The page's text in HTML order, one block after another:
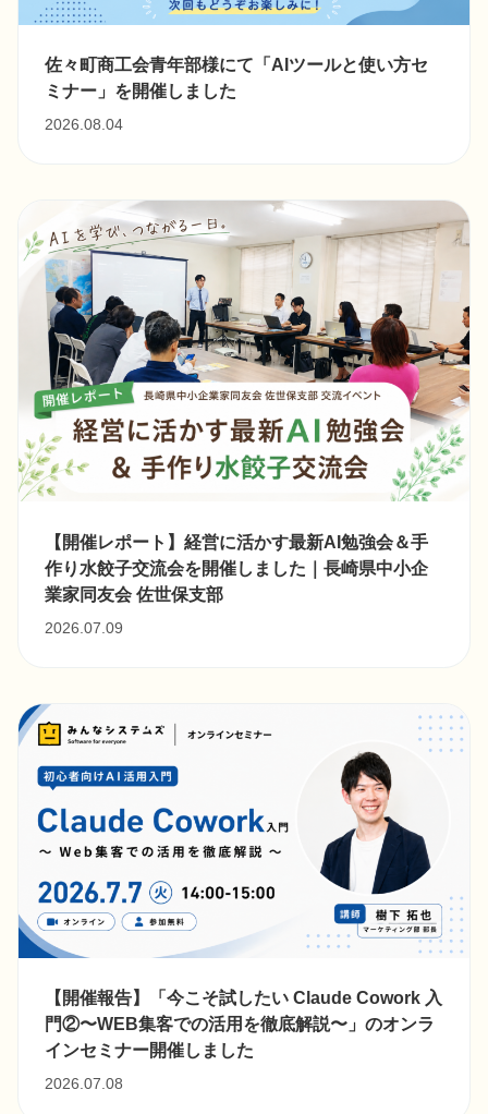
佐々町商工会青年部様にて「AIツールと使い方セ
ミナー」を開催しました
2026.08.04
【開催レポート】経営に活かす最新AI勉強会＆手
作り水餃子交流会を開催しました｜長崎県中小企
業家同友会 佐世保支部
2026.07.09
【開催報告】「今こそ試したい Claude Cowork 入
門②〜WEB集客での活用を徹底解説〜」のオンラ
インセミナー開催しました
2026.07.08